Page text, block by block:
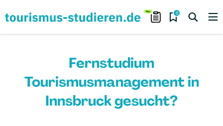
0
Fernstudium
Tourismusmanagement in
Innsbruck gesucht?